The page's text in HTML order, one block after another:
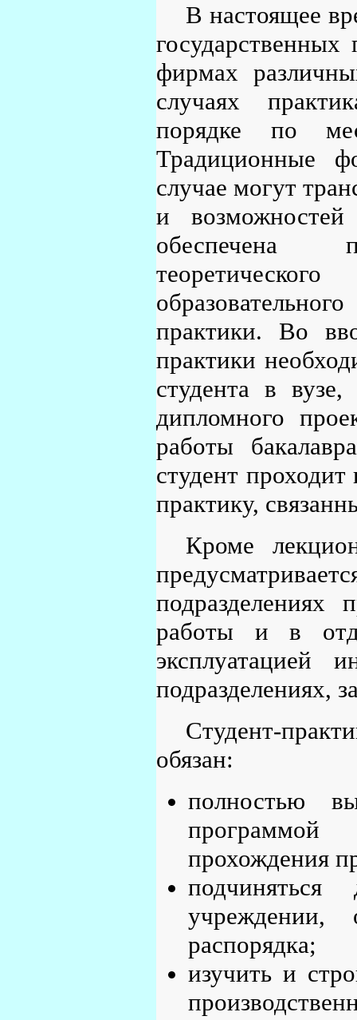
В настоящее
фирмах
случаях
порядке по
Традиционные
случае могут
и
обеспечена
практики. Во
практики
студента в вузе,
дипломного
работы
студент
практику,
Кроме
подразделениях
работы и в
эксплуатацией
подразделениях,
Студент-
обязан:
полностью
прохождения
учреждении,
распорядка;
изучить и